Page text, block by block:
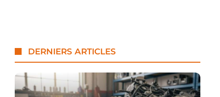
DERNIERS ARTICLES